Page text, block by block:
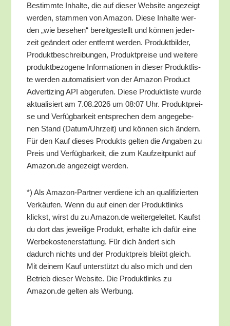
Bestimm­te Inhal­te, die auf die­ser Web­site ange­zeigt
wer­den, stam­men von Ama­zon. Die­se Inhal­te wer­
den „wie bese­hen“ bereit­ge­stellt und kön­nen jeder­
zeit geän­dert oder ent­fernt wer­den. Pro­dukt­bil­der,
Pro­dukt­be­schrei­bun­gen, Pro­dukt­prei­se und wei­te­re
pro­dukt­be­zo­ge­ne Infor­ma­tio­nen in die­ser Pro­dukt­lis­
te wer­den auto­ma­ti­siert von der Ama­zon Pro­duct
Adver­tiz­ing API abge­ru­fen. Die­se Pro­dukt­lis­te wur­de
aktua­li­siert am 7.08.2026 um 08:07 Uhr. Pro­dukt­prei­
se und Ver­füg­bar­keit ent­spre­chen dem ange­ge­be­
nen Stand (Datum/​Uhrzeit) und kön­nen sich ändern.
Für den Kauf die­ses Pro­dukts gel­ten die Anga­ben zu
Preis und Ver­füg­bar­keit, die zum Kauf­zeit­punkt auf
Amazon.de ange­zeigt werden.
*) Als Ama­zon-Part­ner ver­die­ne ich an qua­li­fi­zier­ten
Ver­käu­fen. Wenn du auf einen der Pro­dukt­links
klickst, wirst du zu Amazon.de wei­ter­ge­lei­tet. Kaufst
du dort das jewei­li­ge Pro­dukt, erhal­te ich dafür eine
Wer­be­kos­ten­er­stat­tung. Für dich ändert sich
dadurch nichts und der Pro­dukt­preis bleibt gleich.
Mit dei­nem Kauf unter­stützt du also mich und den
Betrieb die­ser Web­site. Die Pro­dukt­links zu
Amazon.de gel­ten als Werbung.